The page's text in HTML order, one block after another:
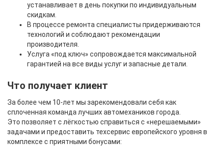
устанавливает в день покупки по индивидуальным
скидкам.
В процессе ремонта специалисты придерживаются
технологий и соблюдают рекомендации
производителя.
Услуга «под ключ» сопровождается максимальной
гарантией на все виды услуг и запасные детали.
Что получает клиент
За более чем 10-лет мы зарекомендовали себя как
сплоченная команда лучших автомехаников города.
Это позволяет с лёгкостью справиться с «нерешаемыми»
задачами и предоставить техсервис европейского уровня в
комплексе с приятными бонусами: